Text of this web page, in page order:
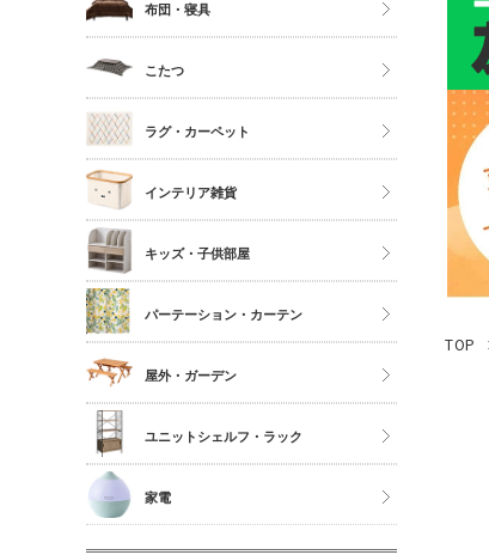
TOP
布団・寝具
シングル
セミダブル
ダブル以上
夏物布団
冬物布団
枕・抱き枕
マットレス単品
こたつ
こたつ
こたつ布団
ラグ・カーペット
正方形
長方形
円形
キッチンマット
玄関マット
インテリア雑貨
アクセサリーケース
照明・ライト
コスメボックス
収納雑貨
玄関雑貨
キッチン雑貨
ミラー・ドレッサー
キッズ・子供部屋
パーテーション・カーテン
カーテン・ブラインド
屋外・ガーデン
ユニットシェルフ・ラック
ユニットシェルフWiLLシリーズ
ジュリオシリーズ
家電